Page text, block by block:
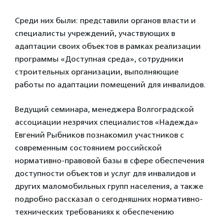
Среди них были: представили органов власти и
специалисты учреждений, участвующих в
адаптации своих объектов в рамках реализации
программы «Доступная среда», сотрудники
строительных организации, выполняющие
работы по адаптации помещений для инвалидов.
Ведущий семинара, менеджера Волгоградской
ассоциации незрячих специалистов «Надежда»
Евгений Рыбников познакомил участников с
современным состоянием российской
нормативно-правовой базы в сфере обеспечения
доступности объектов и услуг для инвалидов и
других маломобильных групп населения, а также
подробно рассказал о сегодняшних нормативно-
технических требованиях к обеспечению